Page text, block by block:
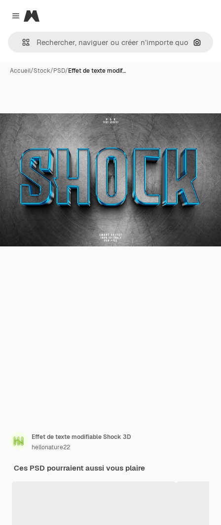
Close menu
Magnific
Accueil/Stock/PSD/Effet de texte modif…
Effet de texte modifiable Shock 3D
hellonature22
Ces PSD pourraient aussi vous plaire